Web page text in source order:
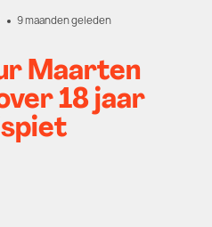
9 maanden geleden
Maarten
18 jaar